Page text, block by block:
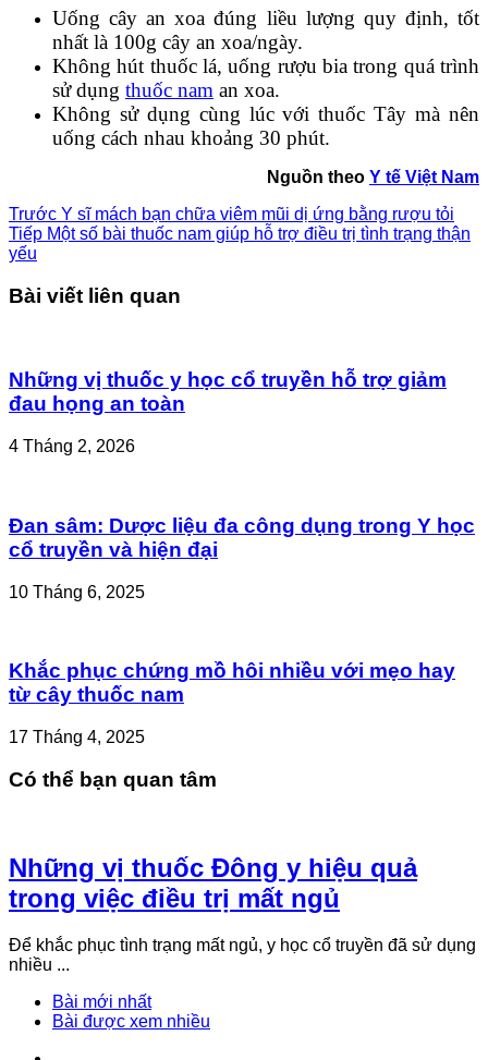
Uống cây an xoa đúng liều lượng quy định, tốt
nhất là 100g cây an xoa/ngày.
Không hút thuốc lá, uống rượu bia trong quá trình
sử dụng thuốc nam an xoa.
Không sử dụng cùng lúc với thuốc Tây mà nên
uống cách nhau khoảng 30 phút.
Nguồn theo Y tế Việt Nam
Trước Y sĩ mách bạn chữa viêm mũi dị ứng bằng rượu tỏi
Tiếp Một số bài thuốc nam giúp hỗ trợ điều trị tình trạng thận
yếu
Bài viết liên quan
Những vị thuốc y học cổ truyền hỗ trợ giảm
đau họng an toàn
4 Tháng 2, 2026
Đan sâm: Dược liệu đa công dụng trong Y học
cổ truyền và hiện đại
10 Tháng 6, 2025
Khắc phục chứng mồ hôi nhiều với mẹo hay
từ cây thuốc nam
17 Tháng 4, 2025
Có thể bạn quan tâm
Những vị thuốc Đông y hiệu quả
trong việc điều trị mất ngủ
Để khắc phục tình trạng mất ngủ, y học cổ truyền đã sử dụng
nhiều ...
Bài mới nhất
Bài được xem nhiều